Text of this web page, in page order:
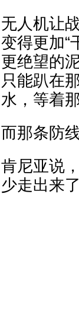
无人机让
变得更加“
更绝望的
只能趴在
水，等着
而那条防
肯尼亚说
少走出来